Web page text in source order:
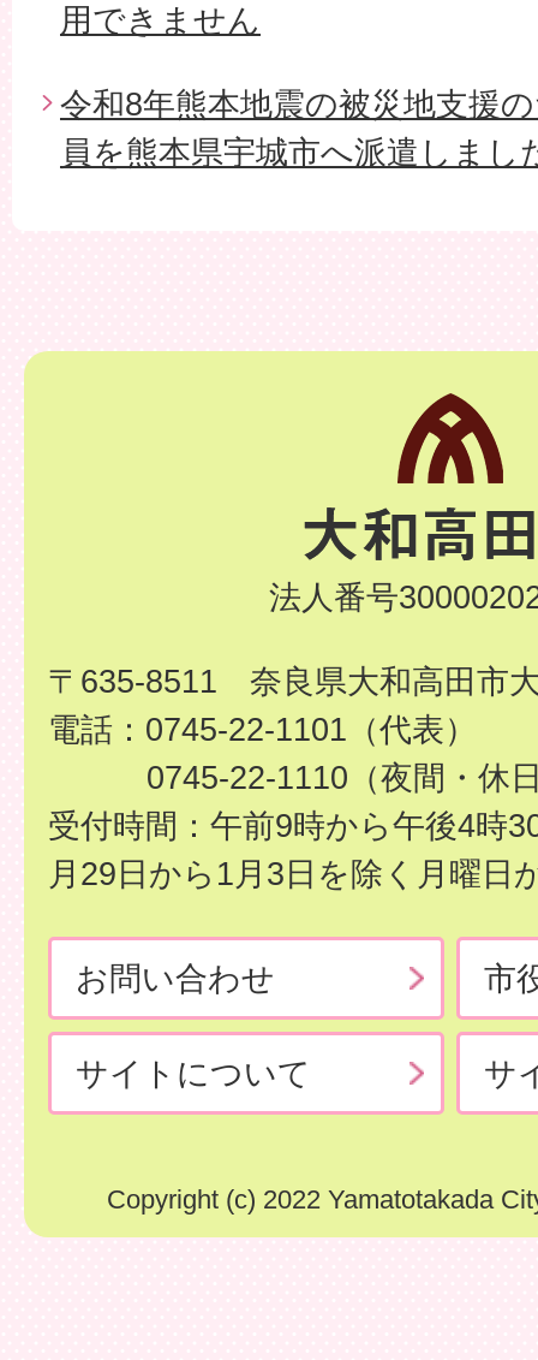
用できません
令和8年熊本地震の被災地支援
員を熊本県宇城市へ派遣しまし
法人番号
〒635-8511 奈良県大和高田市
電話：0745-22-1101（代表）
0745-22-1110（夜間・休
受付時間：午前9時から午後4時
月29日から1月3日を除く月曜日
お問い合わせ 市
サイトについて サ
Copyright (c) 2022 Yamatotakada